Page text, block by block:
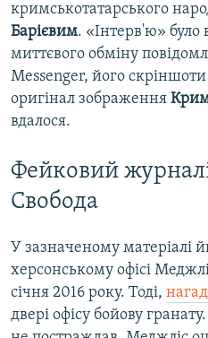
кримськотатарського
Барієвим. «Інтерв'ю» було
миттєвого обміну
Messenger, його скріншоти
оригінал зображення
вдалося.
Фейковий
Свобода
У зазначеному матеріалі
херсонському офісі
січня 2016 року. Тоді,
двері офісу бойову